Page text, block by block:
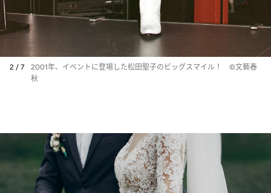
2 / 7
2001年、イベントに登場した松田聖子のビッグスマイル！ ©文藝春
秋